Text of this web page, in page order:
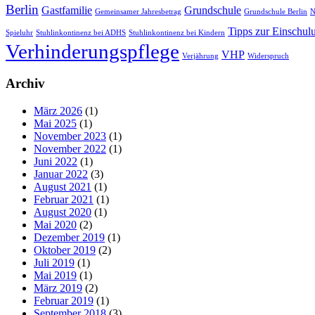
Berlin Gastfamilie Gemeinsamer Jahresbetrag Grundschule Grundschule Berlin
Spieluhr Stuhlinkontinenz bei ADHS Stuhlinkontinenz bei Kindern Tipps zur
Verhinderungspflege Verjährung VHP Widerspruch
Archiv
März 2026 (1)
Mai 2025 (1)
November 2023 (1)
November 2022 (1)
Juni 2022 (1)
Januar 2022 (3)
August 2021 (1)
Februar 2021 (1)
August 2020 (1)
Mai 2020 (2)
Dezember 2019 (1)
Oktober 2019 (2)
Juli 2019 (1)
Mai 2019 (1)
März 2019 (2)
Februar 2019 (1)